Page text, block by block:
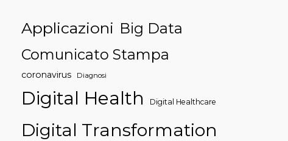
Applicazioni Big Data
Comunicato Stampa
coronavirus Diagnosi
Digital Health Digital Healthcare
Digital Transformation